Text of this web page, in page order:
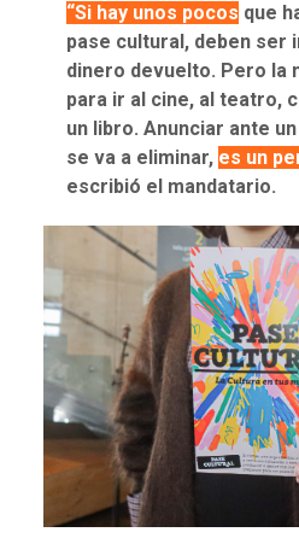
“Si hay unos pocos que
pase cultural, deben ser
dinero devuelto. Pero la
para ir al cine, al teatro,
un libro. Anunciar ante
se va a eliminar, es un
escribió el mandatario.